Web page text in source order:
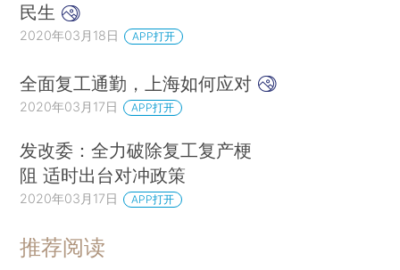
民生
2020年03月18日 APP打开
全面复工通勤，上海如何应对
2020年03月17日 APP打开
发改委：全力破除复工复产梗
阻 适时出台对冲政策
2020年03月17日 APP打开
推荐阅读